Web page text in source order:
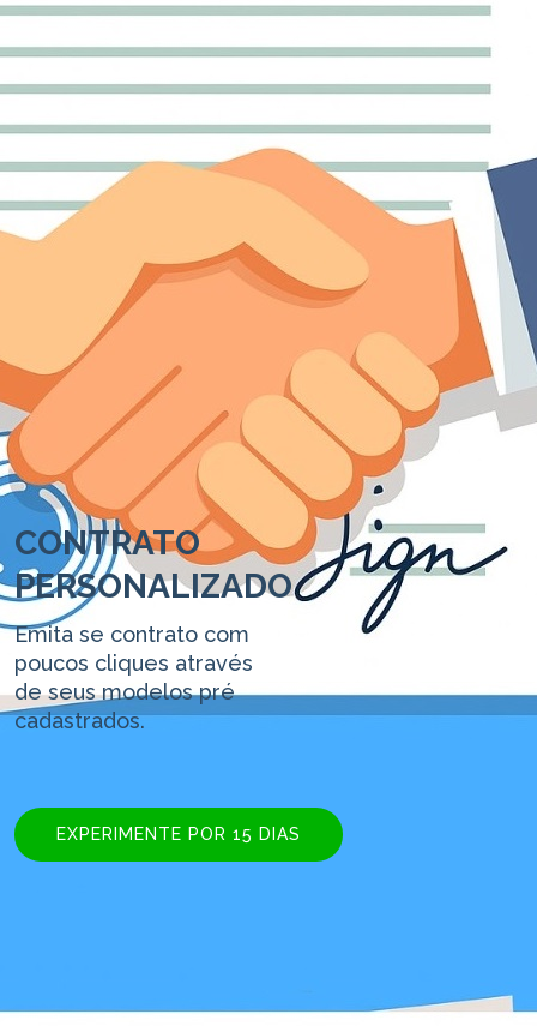
CONTRATO
PERSONALIZADO
Emita se contrato com
poucos cliques através
de seus modelos pré
cadastrados.
EXPERIMENTE POR 15 DIAS